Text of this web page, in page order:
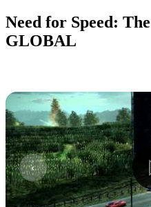
Need for Speed:
GLOBAL